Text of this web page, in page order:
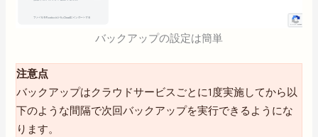
バックアップの設定は簡単
注意点
バックアップはクラウドサービスごとに1度実施してから以
下のような間隔で次回バックアップを実行できるようにな
ります。